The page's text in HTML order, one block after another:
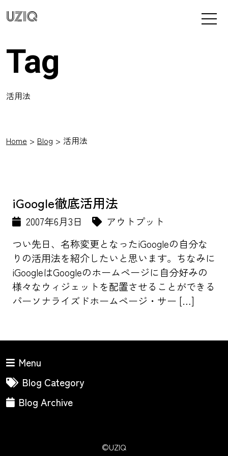
UZIQ
Tag
活用法
Home Blog 活用法
iGoogle徹底活用法
2007年6月3日
アウトプット
つい先日、名称変更となったiGoogleの自分な
りの活用法を紹介したいと思います。ちなみに
iGoogleはGoogleのホームページに自分好みの
様々なウィジェットを配置させることができる
パーソナライズドホームページ・サー […]
Menu
Blog Category
Blog Archive
©UZIQ